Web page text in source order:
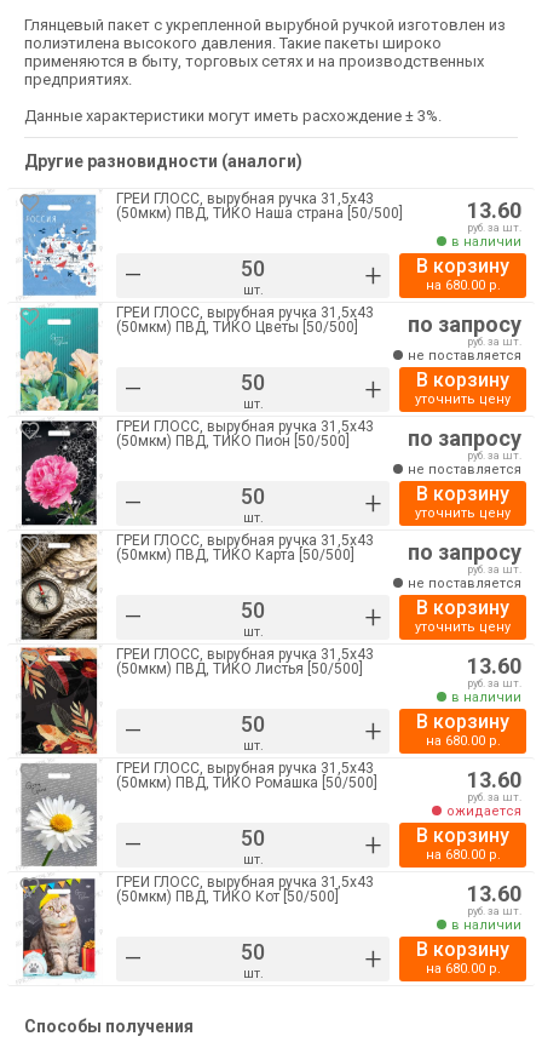
Глянцевый пакет с укрепленной вырубной ручкой изготовлен из
полиэтилена высокого давления. Такие пакеты широко
применяются в быту, торговых сетях и на производственных
предприятиях.
Данные характеристики могут иметь расхождение ± 3%.
Другие разновидности (аналоги)
ГРЕЙ ГЛОСС, вырубная ручка 31,5х43
(50мкм) ПВД, ТИКО Наша страна [50/500]
– шт. +
13.60
руб. за шт.
в наличии
В корзину
на 680.00р.
ГРЕЙ ГЛОСС, вырубная ручка 31,5х43
(50мкм) ПВД, ТИКО Цветы [50/500]
– шт. +
по запросу
руб. за шт.
не поставляется
В корзину
уточнить цену
ГРЕЙ ГЛОСС, вырубная ручка 31,5х43
(50мкм) ПВД, ТИКО Пион [50/500]
– шт. +
по запросу
руб. за шт.
не поставляется
В корзину
уточнить цену
ГРЕЙ ГЛОСС, вырубная ручка 31,5х43
(50мкм) ПВД, ТИКО Карта [50/500]
– шт. +
по запросу
руб. за шт.
не поставляется
В корзину
уточнить цену
ГРЕЙ ГЛОСС, вырубная ручка 31,5х43
(50мкм) ПВД, ТИКО Листья [50/500]
– шт. +
13.60
руб. за шт.
в наличии
В корзину
на 680.00р.
ГРЕЙ ГЛОСС, вырубная ручка 31,5х43
(50мкм) ПВД, ТИКО Ромашка [50/500]
– шт. +
13.60
руб. за шт.
ожидается
В корзину
на 680.00р.
ГРЕЙ ГЛОСС, вырубная ручка 31,5х43
(50мкм) ПВД, ТИКО Кот [50/500]
– шт. +
13.60
руб. за шт.
в наличии
В корзину
на 680.00р.
Способы получения